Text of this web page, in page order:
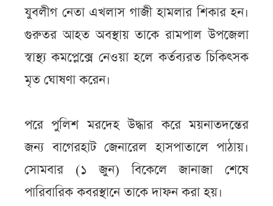
যুবলীগ নেতা এখলাস গাজী হামলার শিকার হন।
গুরুতর আহত অবস্থায় তাকে রামপাল উপজেলা
স্বাস্থ্য কমপ্লেক্সে নেওয়া হলে কর্তব্যরত চিকিৎসক
মৃত ঘোষণা করেন।
পরে পুলিশ মরদেহ উদ্ধার করে ময়নাতদন্তের
জন্য বাগেরহাট জেনারেল হাসপাতালে পাঠায়।
সোমবার (১ জুন) বিকেলে জানাজা শেষে
পারিবারিক কবরস্থানে তাকে দাফন করা হয়।